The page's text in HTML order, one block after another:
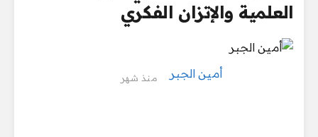
العلمية والإتزان الفكري
أمين الجبر منذ شهر